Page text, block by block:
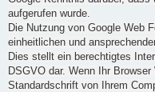
aufgerufen wurde.
Die Nutzung von Google Web
einheitlichen und
Dies stellt ein berechtigtes
DSGVO dar. Wenn Ihr
Standardschrift von Ihrem